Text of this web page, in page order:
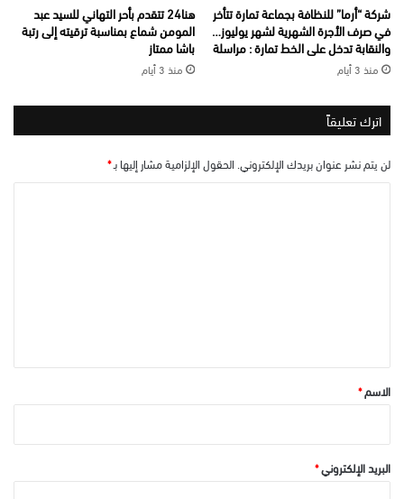
شركة “أرما” للنظافة بجماعة تمارة تتأخر
في صرف الأجرة الشهرية لشهر يوليوز…
والنقابة تدخل على الخط تمارة : مراسلة
منذ 3 أيام
هنا24 تتقدم بأحر التهاني للسيد عبد
المومن شماع بمناسبة ترقيته إلى رتبة
باشا ممتاز
منذ 3 أيام
اترك تعليقاً
لن يتم نشر عنوان بريدك الإلكتروني. الحقول الإلزامية مشار إليها بـ*
*الاسم*
البريد الإلكتروني*